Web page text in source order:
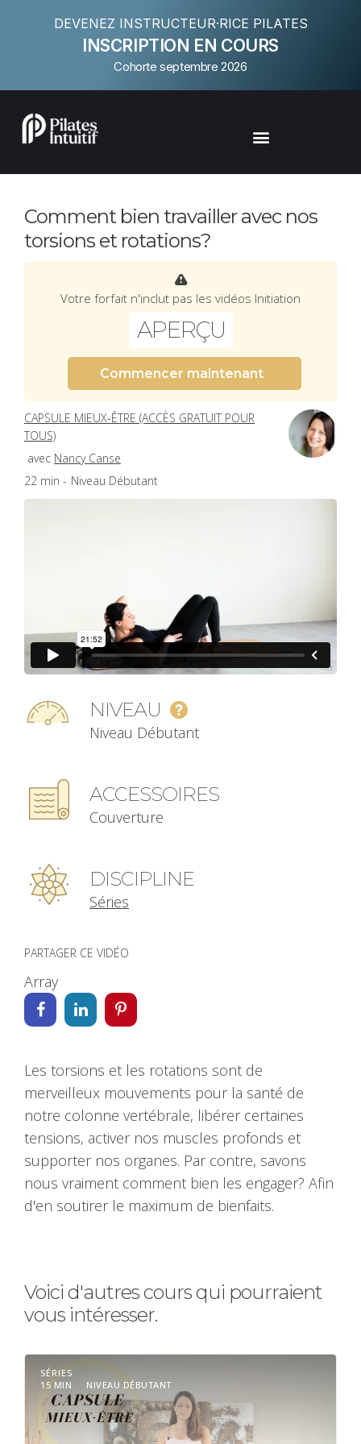
DEVENEZ INSTRUCTEUR·RICE PILATES
INSCRIPTION EN COURS
Cohorte septembre 2026
Comment bien travailler avec nos
torsions et rotations?
Votre forfait n'inclut pas les vidéos Initiation
APERÇU
Commencer maintenant
CAPSULE MIEUX-ÊTRE (ACCÈS GRATUIT POUR
TOUS)
avec Nancy Canse
22 min - Niveau Débutant
NIVEAU
Niveau Débutant
ACCESSOIRES
Couverture
DISCIPLINE
Séries
PARTAGER CE VIDÉO
Array
Les torsions et les rotations sont de
merveilleux mouvements pour la santé de
notre colonne vertébrale, libérer certaines
tensions, activer nos muscles profonds et
supporter nos organes. Par contre, savons
nous vraiment comment bien les engager? Afin
d'en soutirer le maximum de bienfaits.
Voici d'autres cours qui pourraient
vous intéresser.
SÉRIES
15 MIN
NIVEAU DÉBUTANT